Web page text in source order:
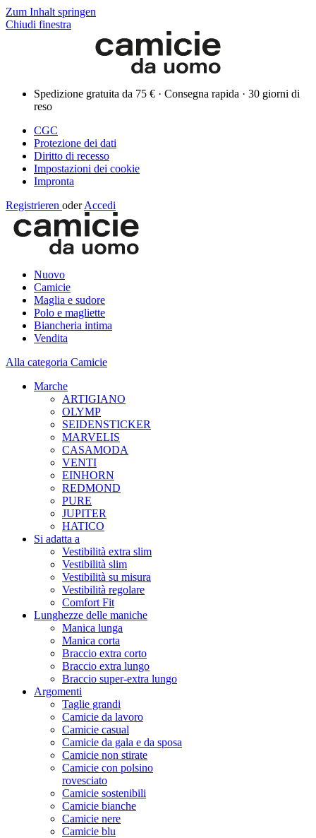
Zum Inhalt springen
Chiudi finestra
Spedizione gratuita da 75 € · Consegna rapida · 30 giorni di
reso
CGC
Protezione dei dati
Diritto di recesso
Impostazioni dei cookie
Impronta
Registrieren oder Accedi
Nuovo
Camicie
Maglia e sudore
Polo e magliette
Biancheria intima
Vendita
Alla categoria Camicie
Marche
ARTIGIANO
OLYMP
SEIDENSTICKER
MARVELIS
CASAMODA
VENTI
EINHORN
REDMOND
PURE
JUPITER
HATICO
Si adatta a
Vestibilità extra slim
Vestibilità slim
Vestibilità su misura
Vestibilità regolare
Comfort Fit
Lunghezze delle maniche
Manica lunga
Manica corta
Braccio extra corto
Braccio extra lungo
Braccio super-extra lungo
Argomenti
Taglie grandi
Camicie da lavoro
Camicie casual
Camicie da gala e da sposa
Camicie non stirate
Camicie con polsino
rovesciato
Camicie sostenibili
Camicie bianche
Camicie nere
Camicie blu